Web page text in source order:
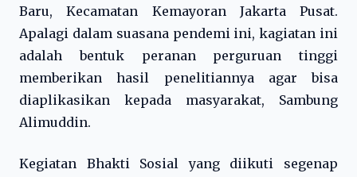
Baru, Kecamatan Kemayoran Jakarta Pusat.
Apalagi dalam suasana pendemi ini, kagiatan ini
adalah bentuk peranan perguruan tinggi
memberikan hasil penelitiannya agar bisa
diaplikasikan kepada masyarakat, Sambung
Alimuddin.
Kegiatan Bhakti Sosial yang diikuti segenap